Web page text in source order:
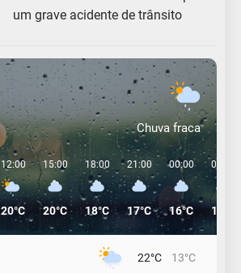
um grave acidente de trânsito
Chuva fraca
12:00
20°C
15:00
20°C
18:00
18°C
21:00
17°C
00:00
16°C
03:00
15°C
22°C 13°C